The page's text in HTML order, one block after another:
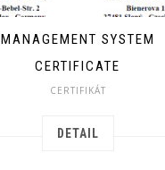
MANAGEMENT SYSTEM
CERTIFICATE
CERTIFIKÁT
DETAIL